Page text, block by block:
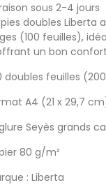
sous 2-4 jours
doubles Liberta
(100 feuilles),
un bon
doubles feuilles
A4 (21 x 29,7
Seyès grands
80 g/m²
: Liberta